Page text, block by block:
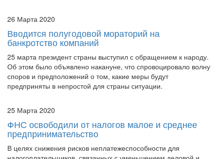
Вводится полугодовой мораторий на
банкротство компаний
25 марта президент страны выступил с обращением к народу.
Об этом было объявлено накануне, что спровоцировало волну
споров и предположений о том, какие меры будут
25 Марта 2020
ФНС освободили от налогов малое и среднее
предпринимательство